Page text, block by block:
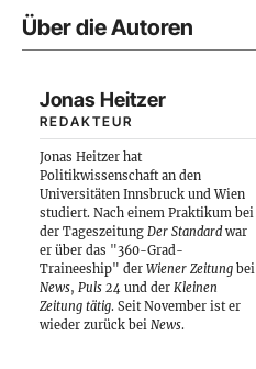
Über die Autoren
Jonas Heitzer
REDAKTEUR
Jonas Heitzer hat
Politikwissenschaft an den
Universitäten Innsbruck und Wien
studiert. Nach einem Praktikum bei
der Tageszeitung Der Standard war
er über das "360-Grad-
Traineeship" der Wiener Zeitung bei
News, Puls 24 und der Kleinen
Zeitung tätig. Seit November ist er
wieder zurück bei News.